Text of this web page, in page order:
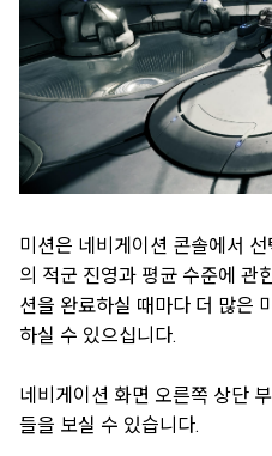
미션은 네비게이션 콘솔에서
의 적군 진영과 평균 수준에 관
션을 완료하실 때마다 더 많은
하실 수 있으십니다.
네비게이션 화면 오른쪽 상단
들을 보실 수 있습니다.